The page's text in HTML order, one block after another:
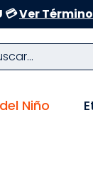
💳Ver
Niño